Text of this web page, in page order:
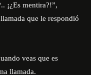
¡¿Es mentira?!”,
que le respondió
veas que es
llamada.